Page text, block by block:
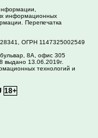
информационных
Перепечатка
ОГРН 1147325002549
8А, офис 305
13.06.2019г.
технологий и
18+